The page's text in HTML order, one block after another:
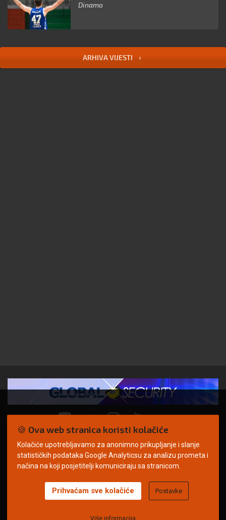
Dinamo
ARHIVA VIJESTI
© Copyright 2026. | ARILEO
Uvjeti korištenja Politika privatnosti
Impressum
🍪 Ova web stranica koristi kolačiće
Kolačiće upotrebljavamo za anonimno prikupljanje i slanje
statističkih podataka Google Analyticsu za analizu prometa i
načina na koji posjetitelji komuniciraju sa stranicom.
Više informacija
Prihvaćam sve kolačiće Postavke